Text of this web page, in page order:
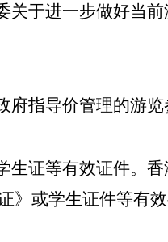
关于进一步做好当
府指导价管理的游
生证等有效证件。
》或学生证件等有